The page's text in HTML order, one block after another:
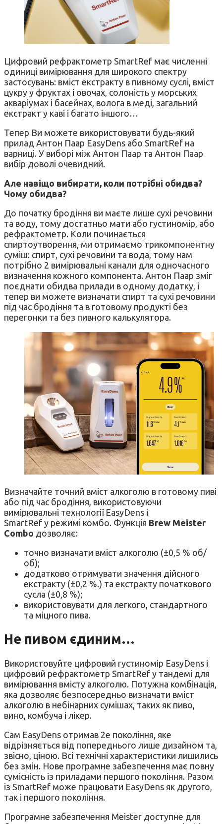
Цифровий рефрактометр SmartRef має численні
одиниці вимірювання для широкого спектру
застосувань: вміст екстракту в пивному суслі, вміст
цукру у фруктах і овочах, солоність у морських
акваріумах і басейнах, волога в меді, загальний
екстракт у каві і багато іншого…
Тепер Ви можете використовувати будь-який
прилад Антон Паар EasyDens або SmartRef на
варниці. У виборі між Антон Паар та Антон Паар
вибір доволі очевидний.
Але навіщо вибирати, коли потрібні обидва?
Чому обидва?
До початку бродіння ви маєте лише сухі речовини
та воду, тому достатньо мати або густиномір, або
рефрактометр. Коли починається
спиртоутворення, ми отримаємо трикомпонентну
суміш: спирт, сухі речовини та вода, тому нам
потрібно 2 вимірювальні канали для одночасного
визначення кожного компонента. Антон Паар зміг
поєднати обидва прилади в одному додатку, і
тепер ви можете визначати спирт та сухі речовини
під час бродіння та в готовому продукті без
перегонки та без пивного калькулятора.
Визначайте точний вміст алкоголю в готовому пиві
або під час бродіння, використовуючи
вимірювальні технології EasyDens і
SmartRef у режимі комбо. Функція Brew Meister
Combo дозволяє:
точно визначати вміст алкоголю (±0,5 % об/
об);
додатково отримувати значення дійсного
екстракту (±0,2 %.) та екстракту початкового
сусла (±0,8 %);
використовувати для легкого, стандартного
та міцного пива.
Не пивом єдиним…
Використовуйте цифровий густиномір EasyDens і
цифровий рефрактометр SmartRef у тандемі для
вимірювання вмісту алкоголю. Потужна комбінація,
яка дозволяє безпосередньо визначати вміст
алкоголю в небінарних сумішах, таких як пиво,
вино, комбуча і лікер.
Сам EasyDens отримав 2е покоління, яке
відрізняється від попереднього лише дизайном та,
звісно, ціною. Всі технічні характеристики лишились
без змін. Нове програмне забезпечення має повну
сумісність із приладами першого покоління. Разом
із SmartRef може працювати EasyDens як другого,
так і першого покоління.
Програмне забезпечення Meister доступне для